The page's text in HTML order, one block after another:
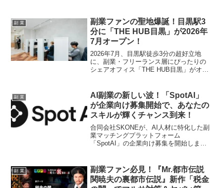
すい「志望動機」に焦点を当て、採用担
当者の視点から効果的なアピール方法を
解説。あなたのWeb制作職への「推し
活」を強力にサポートします。
副 業
副業ファンの聖地爆誕！目黒駅3
分に「THE HUB目黒」が2026年
7月オープン！
2026年7月、目黒駅徒歩3分の超好立地
に、副業・フリーランス層にぴったりの
シェアオフィス「THE HUB目黒」がオー
あなたの「推し活」ならぬ「副業活」を
強力にサポート！最高の環境で、新しい
働き方を「推し」てみませんか？
副 業
AI副業の新しい波！「SpotAI」
が企業向け募集開始で、あなたの
スキルが輝くチャンス到来！
合同会社SKONEが、AI人材に特化した副
業マッチングプラットフォーム
「SpotAI」の企業向け募集を開始しまし
AI導入支援やDX支援を加速したい企業
と、副業で活躍したいAI人材を繋ぎま
す。AIスキルを持つあなたの新しい働き
副 業
副業ファン必見！『Mr.都市伝説
関暁夫の裏都市伝説』新作「税金